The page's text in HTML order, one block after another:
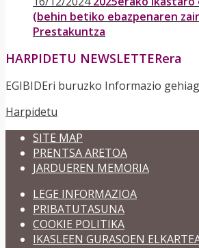
(behin betiko ebazpenaren
Prestakuntza
HARPIDETU NEWSLETTERera
EGIBIDEri buruzko Informazio
Harpidetu
SITE MAP
PRENTSA ARETOA
JARDUEREN MEMORIA
LEGE INFORMAZIOA
PRIBATUTASUNA
COOKIE POLITIKA
IKASLEEN GURASOEN